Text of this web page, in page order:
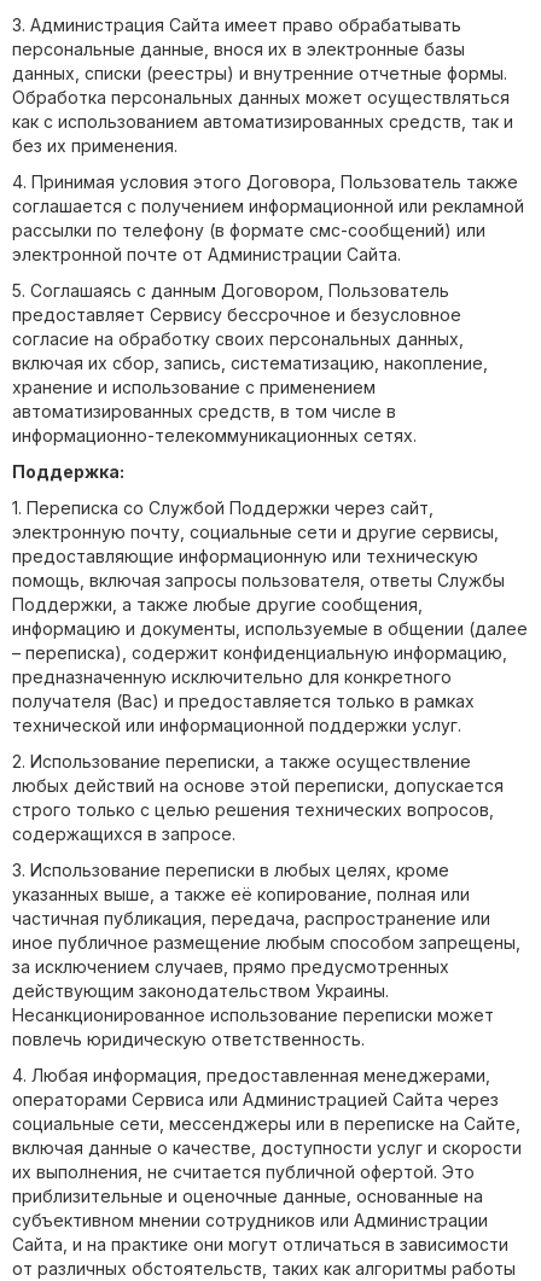
3. Администрация Сайта имеет право обрабатывать
персональные данные, внося их в электронные базы
данных, списки (реестры) и внутренние отчетные формы.
Обработка персональных данных может осуществляться
как с использованием автоматизированных средств, так и
без их применения.
4. Принимая условия этого Договора, Пользователь также
соглашается с получением информационной или рекламной
рассылки по телефону (в формате смс-сообщений) или
электронной почте от Администрации Сайта.
5. Соглашаясь с данным Договором, Пользователь
предоставляет Сервису бессрочное и безусловное
согласие на обработку своих персональных данных,
включая их сбор, запись, систематизацию, накопление,
хранение и использование с применением
автоматизированных средств, в том числе в
информационно-телекоммуникационных сетях.
Поддержка:
1. Переписка со Службой Поддержки через сайт,
электронную почту, социальные сети и другие сервисы,
предоставляющие информационную или техническую
помощь, включая запросы пользователя, ответы Службы
Поддержки, а также любые другие сообщения,
информацию и документы, используемые в общении (далее
– переписка), содержит конфиденциальную информацию,
предназначенную исключительно для конкретного
получателя (Вас) и предоставляется только в рамках
технической или информационной поддержки услуг.
2. Использование переписки, а также осуществление
любых действий на основе этой переписки, допускается
строго только с целью решения технических вопросов,
содержащихся в запросе.
3. Использование переписки в любых целях, кроме
указанных выше, а также её копирование, полная или
частичная публикация, передача, распространение или
иное публичное размещение любым способом запрещены,
за исключением случаев, прямо предусмотренных
действующим законодательством Украины.
Несанкционированное использование переписки может
повлечь юридическую ответственность.
4. Любая информация, предоставленная менеджерами,
операторами Сервиса или Администрацией Сайта через
социальные сети, мессенджеры или в переписке на Сайте,
включая данные о качестве, доступности услуг и скорости
их выполнения, не считается публичной офертой. Это
приблизительные и оценочные данные, основанные на
субъективном мнении сотрудников или Администрации
Сайта, и на практике они могут отличаться в зависимости
от различных обстоятельств, таких как алгоритмы работы